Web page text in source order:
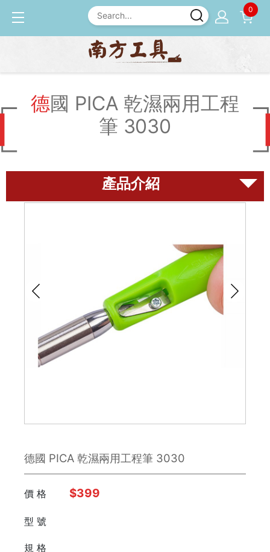
0
德國 PICA 乾濕兩用工程筆
德國 PICA 乾濕兩用工程
筆 3030
雕刻刀 / 鑿刀
美工刀 / 刀類
銼刀
板手
日本 Engineer
FUJIYA富士劍
德國 PICA 乾濕兩用工程筆 3030
價 格 $399
型 號
規 格